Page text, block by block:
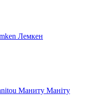
Лемкен
Маниту Маніту